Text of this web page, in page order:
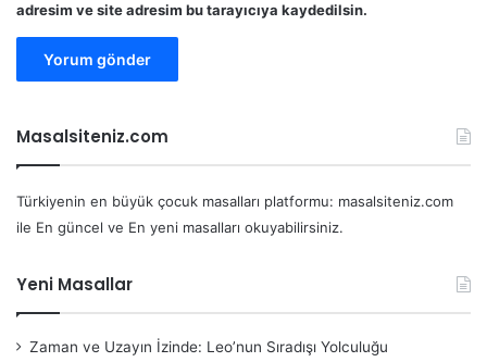
adresim ve site adresim bu tarayıcıya kaydedilsin.
Masalsiteniz.com
Türkiyenin en büyük çocuk masalları platformu: masalsiteniz.com
ile En güncel ve En yeni masalları okuyabilirsiniz.
Yeni Masallar
Zaman ve Uzayın İzinde: Leo’nun Sıradışı Yolculuğu